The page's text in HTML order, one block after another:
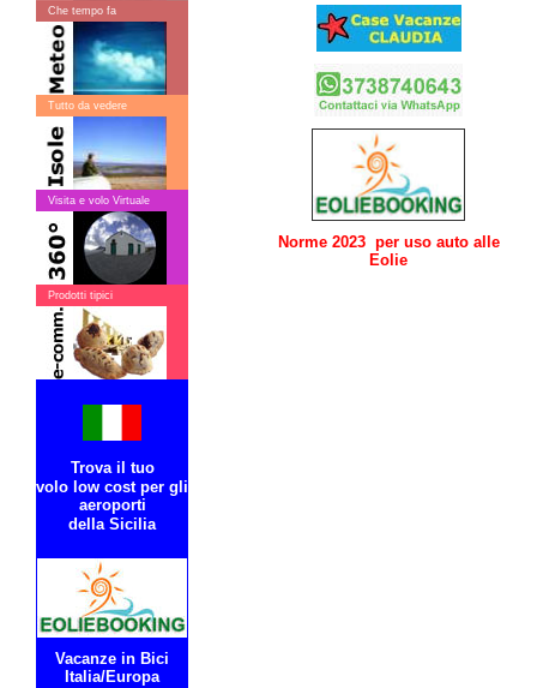
Che tempo fa
Tutto da vedere
Visita e volo Virtuale
Prodotti tipici
Trova il tuo
volo low cost per gli
aeroporti
della Sicilia
Vacanze in Bici
Italia/Europa
Norme 2023 per uso auto alle
Eolie